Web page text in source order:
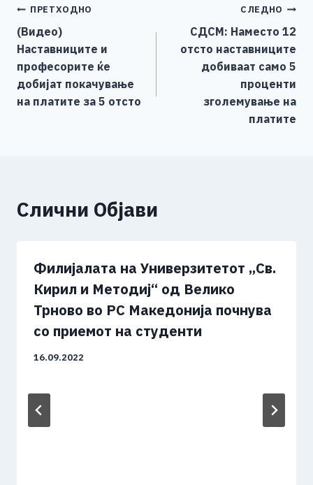
b
o
o
k
n
g
er
Li
n
k
Навигација
на
напис
ПРЕТХОДНО
(Видео)
Наставниците и
професорите ќе
добијат покачување
на платите за 5 отсто
СЛЕДНО
СДСМ: Наместо 12
отсто наставниците
добиваат само 5
проценти
зголемување на
платите
Слични Објави
Филијалата на Универзитетот „Св.
Кирил и Методиј“ од Велико
Трново во РС Македонија почнува
со приемот на студенти
16.09.2022